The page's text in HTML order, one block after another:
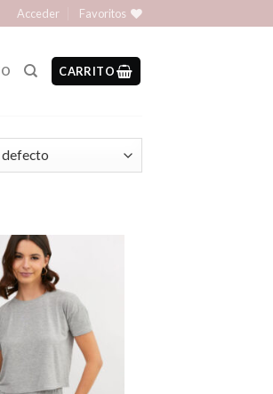
Acceder Favoritos
CARRITO